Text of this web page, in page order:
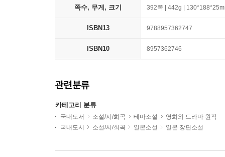
쪽수, 무게, 크기 392쪽 | 442g |
ISBN13 9788957362747
ISBN10 8957362746
관련분류
카테고리 분류
국내도서 소설/시/희곡 테마소설
영화와 드라마 원작
국내도서
소설/시/희곡 일본소설 일본 장편소설